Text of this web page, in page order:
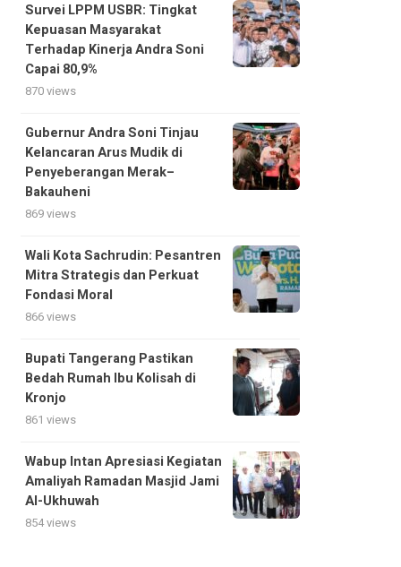
Survei LPPM USBR: Tingkat
Kepuasan Masyarakat
Terhadap Kinerja Andra Soni
Capai 80,9%
870 views
Gubernur Andra Soni Tinjau
Kelancaran Arus Mudik di
Penyeberangan Merak–
Bakauheni
869 views
Wali Kota Sachrudin: Pesantren
Mitra Strategis dan Perkuat
Fondasi Moral
866 views
Bupati Tangerang Pastikan
Bedah Rumah Ibu Kolisah di
Kronjo
861 views
Wabup Intan Apresiasi Kegiatan
Amaliyah Ramadan Masjid Jami
Al-Ukhuwah
854 views